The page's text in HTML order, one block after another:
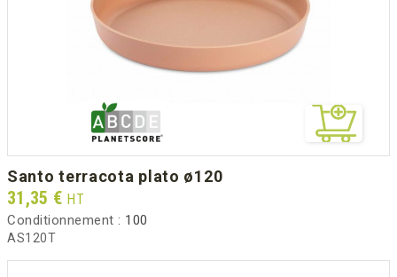
santo terracota plato ø120
Prix
31,35 € HT
Conditionnement : 100
AS120T